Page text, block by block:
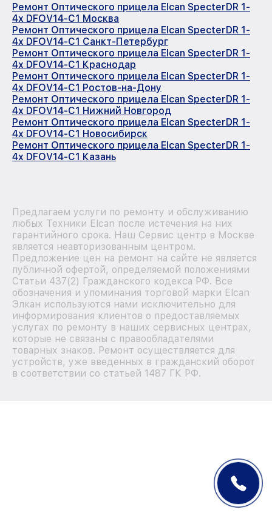
Ремонт Оптического прицела Elcan SpecterDR 1-
4x DFOV14-C1 Москва
Ремонт Оптического прицела Elcan SpecterDR 1-
4x DFOV14-C1 Санкт-Петербург
Ремонт Оптического прицела Elcan SpecterDR 1-
4x DFOV14-C1 Краснодар
Ремонт Оптического прицела Elcan SpecterDR 1-
4x DFOV14-C1 Ростов-на-Дону
Ремонт Оптического прицела Elcan SpecterDR 1-
4x DFOV14-C1 Нижний Новгород
Ремонт Оптического прицела Elcan SpecterDR 1-
4x DFOV14-C1 Новосибирск
Ремонт Оптического прицела Elcan SpecterDR 1-
4x DFOV14-C1 Казань
Предлагаем услуги по ремонту и обслуживанию
любых Техники Elcan после истечения на них
гарантийного срока. Наш Сервис центр в Москве
является неавторизованным центром.
Предложение цен на ремонт на сайте не является
публичной офертой, определяемой положениями
Статьи 437(2) Гражданского кодекса РФ. Все
обозначения и упоминания торговой марки Elcan
Элкан используются нами исключительно для
информирования клиентов о предоставляемых
услугах по ремонту в наших сервисных центрах,
которые не связаны с правообладателями
товарных знаков. Ремонт осуществляется для
устройств, уже введенных в гражданский оборот
в соответствии со статьей 1487 ГК РФ.